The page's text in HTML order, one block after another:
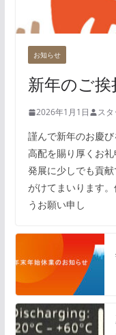
お知らせ
新年のご挨
2026年1月1日 スタ
謹んで新年のお慶
高配を賜り厚くお
発展に少しでも貢
がけてまいります
うお願い申し